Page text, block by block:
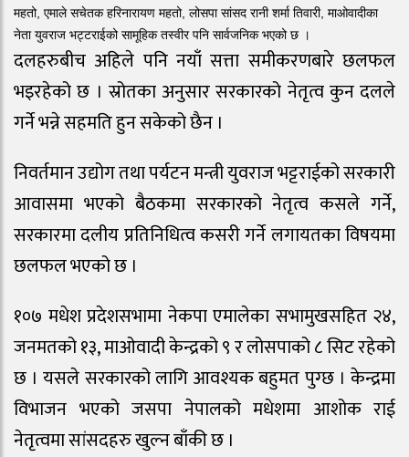
महतो, एमाले सचेतक हरिनारायण महतो, लोसपा सांसद रानी शर्मा तिवारी, माओवादीका
नेता युवराज भट्टराईको सामूहिक तस्वीर पनि सार्वजनिक भएको छ ।
दलहरुबीच अहिले पनि नयाँ सत्ता समीकरणबारे छलफल
भइरहेको छ । स्रोतका अनुसार सरकारको नेतृत्व कुन दलले
गर्ने भन्ने सहमति हुन सकेको छैन ।
निवर्तमान उद्योग तथा पर्यटन मन्त्री युवराज भट्टराईको सरकारी
आवासमा भएको बैठकमा सरकारको नेतृत्व कसले गर्ने,
सरकारमा दलीय प्रतिनिधित्व कसरी गर्ने लगायतका विषयमा
छलफल भएको छ ।
१०७ मधेश प्रदेशसभामा नेकपा एमालेका सभामुखसहित २४,
जनमतको १३, माओवादी केन्द्रको ९ र लोसपाको ८ सिट रहेको
छ । यसले सरकारको लागि आवश्यक बहुमत पुग्छ । केन्द्रमा
विभाजन भएको जसपा नेपालको मधेशमा आशोक राई
नेतृत्वमा सांसदहरु खुल्न बाँकी छ ।